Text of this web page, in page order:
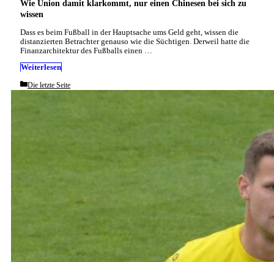
Wie Union damit klarkommt, nur einen Chinesen bei sich zu
wissen
Dass es beim Fußball in der Hauptsache ums Geld geht, wissen die
distanzierten Betrachter genauso wie die Süchtigen. Derweil hatte die
Finanzarchitektur des Fußballs einen …
Weiterlesen
Categories
Die letzte Seite